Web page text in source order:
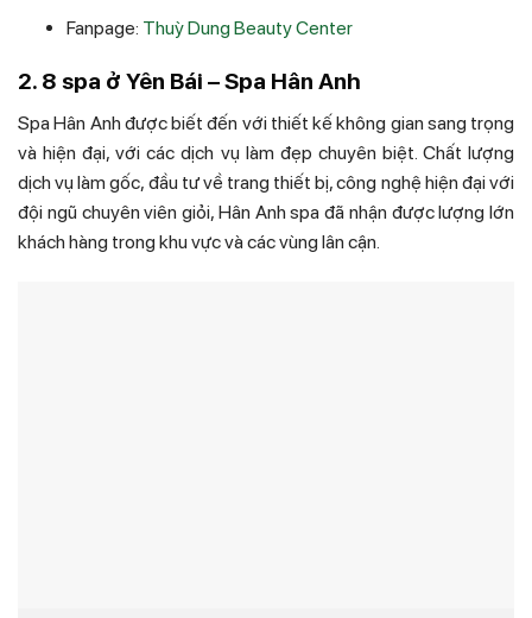
Fanpage: Thuỳ Dung Beauty Center
2. 8 spa ở Yên Bái – Spa Hân Anh
Spa Hân Anh được biết đến với thiết kế không gian sang trọng
và hiện đại, với các dịch vụ làm đẹp chuyên biệt. Chất lượng
dịch vụ làm gốc, đầu tư về trang thiết bị, công nghệ hiện đại với
đội ngũ chuyên viên giỏi, Hân Anh spa đã nhận được lượng lớn
khách hàng trong khu vực và các vùng lân cận.